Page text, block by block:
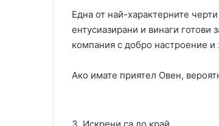
Една от най-характерните
ентусиазирани и винаги
компания с добро настроение
Ако имате приятел Овен,